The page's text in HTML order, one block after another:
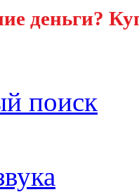
деньги?
поиск